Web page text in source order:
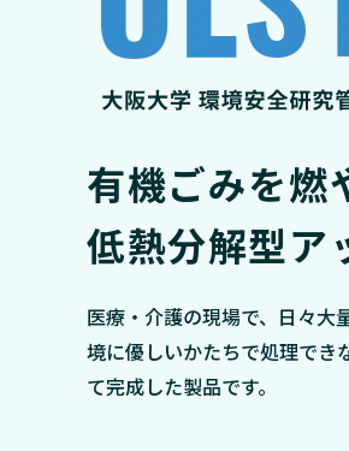
有機ごみを燃
低熱分解型ア
医療・介護の現場で、日々大
境に優しいかたちで処理でき
て完成した製品です。